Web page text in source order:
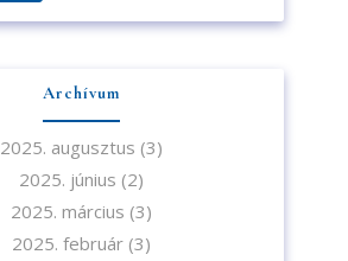
Archívum
2025. augusztus (3)
2025. június (2)
2025. március (3)
2025. február (3)